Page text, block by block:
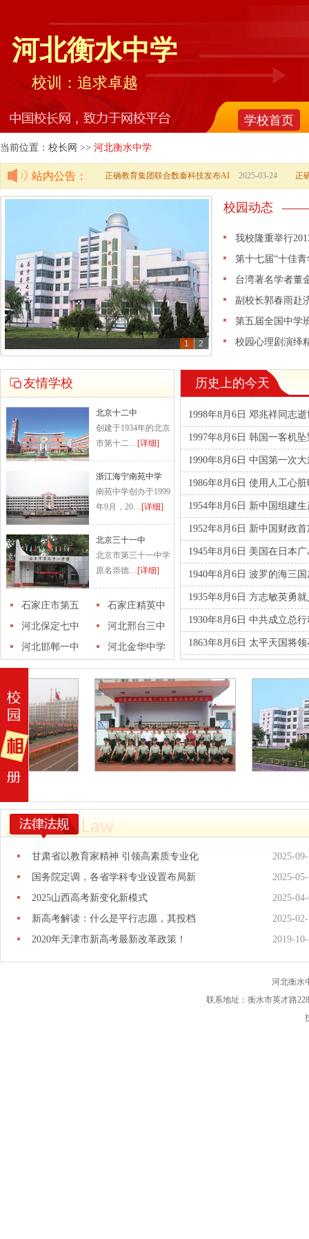
河北衡水中学
校训：追求卓越
学校首页
当前位置：校长网 >> 河北衡水中学
站内公告： 2025-03-24
正确教育集团联合数秦科技发布AI 正
1 2
校园动态
我校隆重举行
第十七届“十佳
台湾著名学者董
副校长郭春雨赴
第五届全国中学
校园心理剧演绎
友情学校
北京十二中
创建于1934年的北京
市第十二…[详细]
浙江海宁南苑中学
南苑中学创办于1999
年9月，20…[详细]
北京三十一中
北京市第三十一中学
原名崇德…[详细]
石家庄市第五
十五中学
石家庄精英中
学
河北保定七中
河北邢台三中
河北邯郸一中
河北金华中学
历史上的今天
1998年8月6日 邓兆祥同志逝
1997年8月6日 韩国一客机
1990年8月6日 中国第一次
1986年8月6日 使用人工心
1954年8月6日 新中国组建
1952年8月6日 新中国财政
1945年8月6日 美国在日本
1940年8月6日 波罗的海三
1935年8月6日 方志敏英勇就
1930年8月6日 中共成立总
1863年8月6日 太平天国将
2025-
甘肃省以教育家精神 引领高素质专业化
2025-
国务院定调，各省学科专业设置布局新
2025-
2025山西高考新变化新模式
2025-
新高考解读：什么是平行志愿，其投档
2019-
2020年天津市新高考最新改革政策！
河北衡水
联系地址：衡水市英才路